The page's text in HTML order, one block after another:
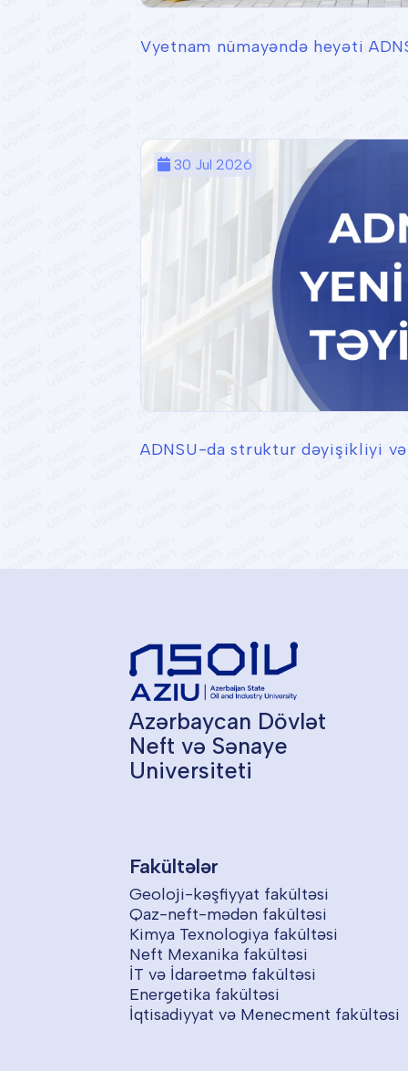
Vyetnam nümayəndə heyəti
30 Jul 2026
ADNSU-da struktur dəyişikliyi
Azərbaycan Dövlət
Neft və Sənaye
Universiteti
Fakültələr
Geoloji-kəşfiyyat fakültəsi
Qaz-neft-mədən fakültəsi
Kimya Texnologiya fakültəsi
Neft Mexanika fakültəsi
İT və İdarəetmə fakültəsi
Energetika fakültəsi
İqtisadiyyat və Menecment fakültəsi